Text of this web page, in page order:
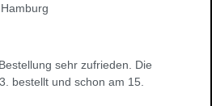
sehr zufrieden. Die
bestellt und schon am 15.